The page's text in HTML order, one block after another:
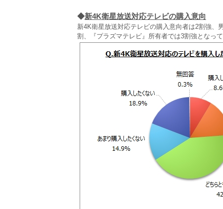
◆新4K衛星放送対応テレビの購入意向
新4K衛星放送対応テレビの購入意向者は2割強、
割、『プラズマテレビ』所有者では3割強となっ